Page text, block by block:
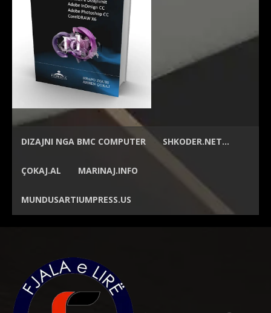
DIZAJNI NGA BMC COMPUTER SHKODER.NET…
ÇOKAJ.AL MARINAJ.INFO
MUNDUSARTIUMPRESS.US